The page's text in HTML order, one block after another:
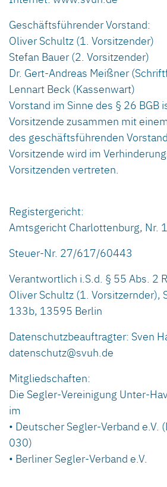
Geschäftsführender Vorstand:
Oliver Schultz (1. Vorsitzender)
Stefan Bauer (2. Vorsitzender)
Dr. Gert-Andreas Meißner
Lennart Beck (Kassenwart)
Vorstand im Sinne des § 26 BGB
Vorsitzende zusammen mit
des geschäftsführenden
Vorsitzende wird im
Vorsitzenden vertreten.
Registergericht:
Amtsgericht Charlottenburg, Nr.
Steuer-Nr. 27/617/60443
Verantwortlich i.S.d. § 55 Abs. 2
Oliver Schultz (1. Vorsitzernder),
133b, 13595 Berlin
Datenschutzbeauftragter: Sven
datenschutz@svuh.de
Mitgliedschaften:
Die Segler-Vereinigung Unter-
im
• Deutscher Segler-Verband e.V.
030)
• Berliner Segler-Verband e.V.